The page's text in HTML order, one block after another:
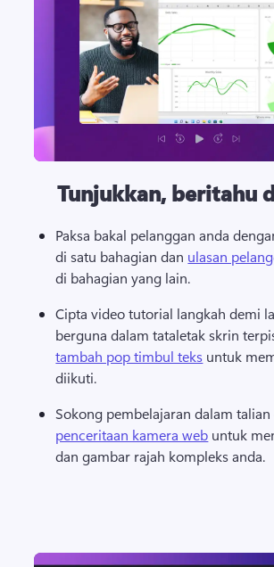
Tunjukkan, beritahu
Paksa bakal pelanggan anda
di satu bahagian dan ulasan
di bahagian yang lain.
Cipta video tutorial langkah demi
berguna dalam tataletak skrin
tambah pop timbul teks untuk
diikuti.
Sokong pembelajaran dalam talian
penceritaan kamera web untuk
dan gambar rajah kompleks anda.